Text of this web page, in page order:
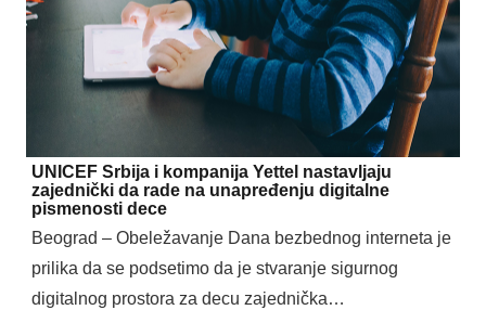
UNICEF Srbija i kompanija Yettel nastavljaju
zajednički da rade na unapređenju digitalne
pismenosti dece
Beograd – Obeležavanje Dana bezbednog interneta je
prilika da se podsetimo da je stvaranje sigurnog
digitalnog prostora za decu zajednička…